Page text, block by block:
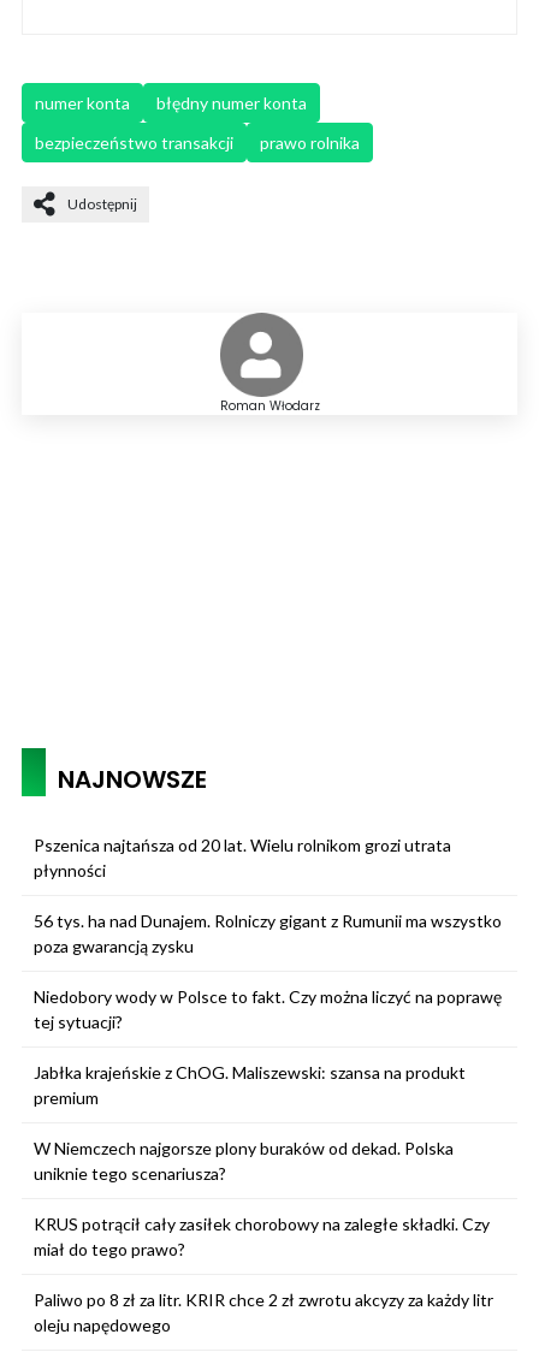
numer konta
błędny numer konta
bezpieczeństwo transakcji
prawo rolnika
Udostępnij
Roman Włodarz
NAJNOWSZE
Pszenica najtańsza od 20 lat. Wielu rolnikom grozi utrata
płynności
56 tys. ha nad Dunajem. Rolniczy gigant z Rumunii ma wszystko
poza gwarancją zysku
Niedobory wody w Polsce to fakt. Czy można liczyć na poprawę
tej sytuacji?
Jabłka krajeńskie z ChOG. Maliszewski: szansa na produkt
premium
W Niemczech najgorsze plony buraków od dekad. Polska
uniknie tego scenariusza?
KRUS potrącił cały zasiłek chorobowy na zaległe składki. Czy
miał do tego prawo?
Paliwo po 8 zł za litr. KRIR chce 2 zł zwrotu akcyzy za każdy litr
oleju napędowego